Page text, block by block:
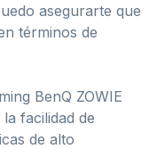
asegurarte que
términos de
BenQ ZOWIE
facilidad de
de alto